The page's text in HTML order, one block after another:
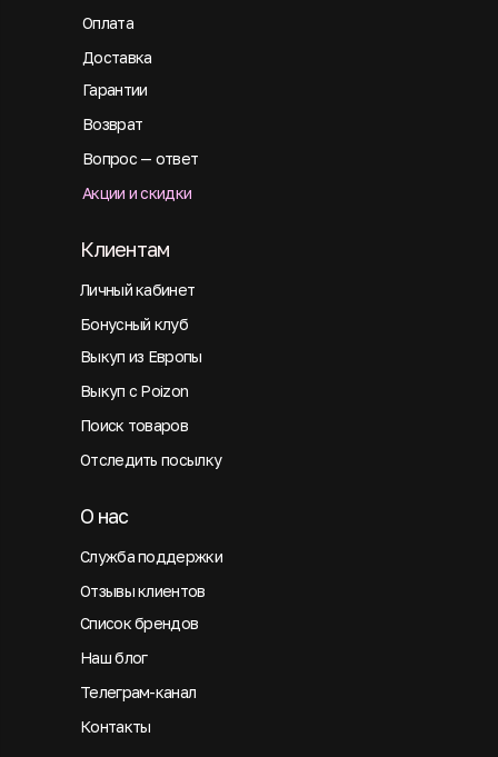
Оплата
Доставка
Гарантии
Возврат
Вопрос — ответ
Акции и скидки
Личный кабинет
Клиентам
Бонусный клуб
Выкуп из Европы
Выкуп с Poizon
Поиск товаров
Отследить посылку
Служба поддержки
О нас
Отзывы клиентов
Список брендов
Наш блог
Телеграм-канал
Контакты